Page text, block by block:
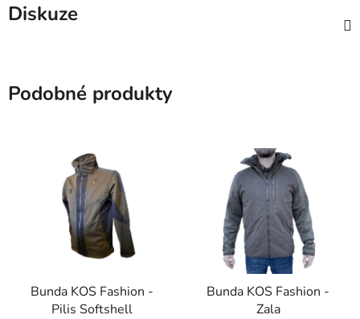
Diskuze
Podobné produkty
Bunda KOS Fashion -
Pilis Softshell
Bunda KOS Fashion -
Zala